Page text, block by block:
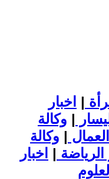
| اخبار
| وكالة
| وكالة
الرياضة | اخبار